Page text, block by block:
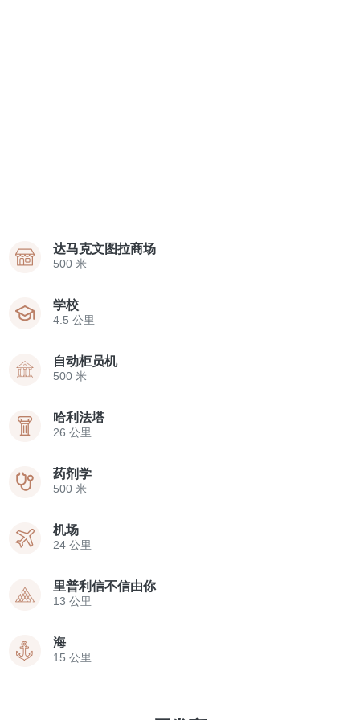
达马克文图拉商场
500 米
学校
4.5 公里
自动柜员机
500 米
哈利法塔
26 公里
药剂学
500 米
机场
24 公里
里普利信不信由你
13 公里
海
15 公里